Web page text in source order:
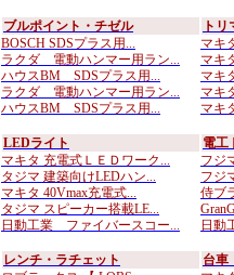
ブルポイント・チゼル
BOSCH SDSプラス用...
ラクダ 電動ハンマー用ラン...
ハウスBM SDSプラス用...
ラクダ 電動ハンマー用ラン...
ハウスBM SDSプラス用...
ト
マキ
マキ
マキ
マキ
マキ
LEDライト
マキタ 充電式ＬＥＤワーク...
タジマ 建築向けLEDハン...
マキタ 40Vmax充電式...
タジマ スピーカー搭載LE...
日動工業 ファイバースコー...
電工
フジ
フジ
侍ブ
日動
レンチ・ラチェット
台車